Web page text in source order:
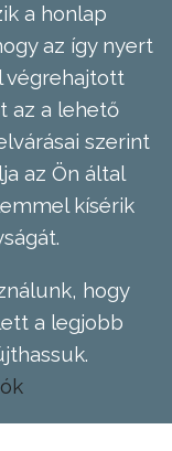
a honlap
az így nyert
végrehajtott
az a lehető
szerint
az Ön által
kísérik
hogy
a legjobb